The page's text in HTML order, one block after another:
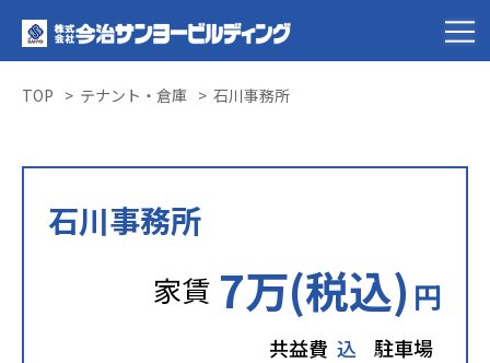
TOP テナント・倉庫 石川事務所
石川事務所
家賃 7万(税込) 円
共益費 込 駐車場